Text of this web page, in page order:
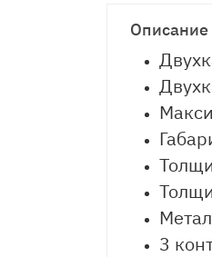
Описание
3